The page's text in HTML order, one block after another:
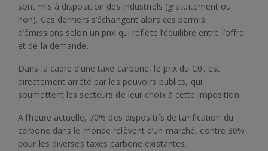
sont mis à disposition des industriels (gratuitement ou
non). Ces derniers s’échangent alors ces permis
d’émissions selon un prix qui reflète l’équilibre entre l’offre
et de la demande.
Dans la cadre d’une taxe carbone, le prix du C02 est
directement arrêté par les pouvoirs publics, qui
soumettent les secteurs de leur choix à cette imposition.
A l’heure actuelle, 70% des dispositifs de tarification du
carbone dans le monde relèvent d’un marché, contre 30%
pour les diverses taxes carbone existantes.